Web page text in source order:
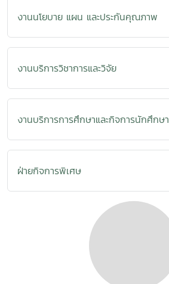
งานนโยบาย แผน และประกันคุณภาพ
งานบริการวิชาการและวิจัย
งานบริการการศึกษาและกิจการนักศึกษา
ฝ่ายกิจการพิเศษ